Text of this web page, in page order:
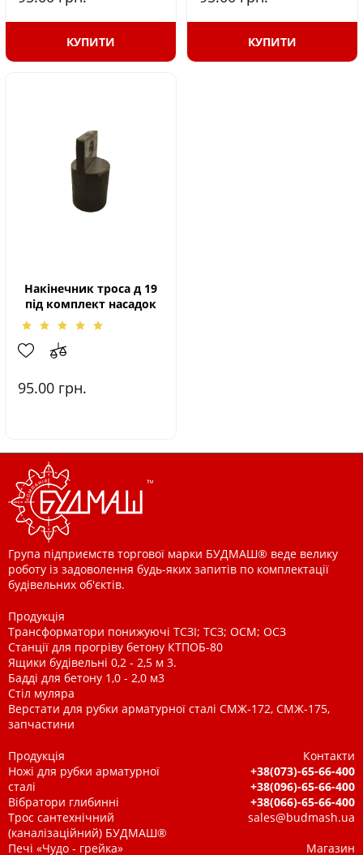
КУПИТИ КУПИТИ
Накінечник троса д 19
під комплект насадок
95.00 грн.
Група підприємств торгової марки БУДМАШ® веде велику
роботу із задоволення будь-яких запитів по комплектації
будівельних об'єктів.
Продукція
Трансформатори понижуючі ТСЗІ; ТСЗ; ОСМ; ОСЗ
Станції для прогріву бетону КТПОБ-80
Ящики будівельні 0,2 - 2,5 м 3.
Бадді для бетону 1,0 - 2,0 м3
Стіл муляра
Верстати для рубки арматурної сталі СМЖ-172, СМЖ-175,
запчастини
Продукція
Ножі для рубки арматурної
сталі
Вібратори глибинні
Трос сантехнічний
(каналізаційний) БУДМАШ®
Печі «Чудо - грейка»
Контакти
+38(073)-65-66-400
+38(096)-65-66-400
+38(066)-65-66-400
sales@budmash.ua
Магазин